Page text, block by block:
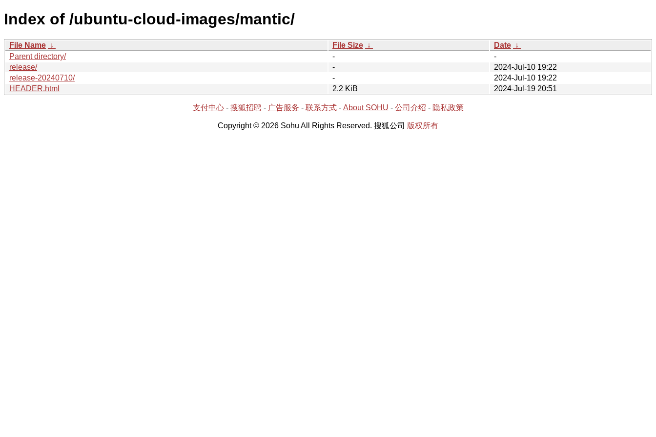
Index of /ubuntu-cloud-images/mantic/
File Name ↓ File Size ↓ Date ↓
Parent directory/
-
-
release/
-
2024-Jul-10 19:22
release-20240710/
-
2024-Jul-10 19:22
HEADER.html
2.2 KiB 2024-Jul-19 20:51
支付中心- 搜狐招聘- 广告服务 - 联系方式- About SOHU - 公司介绍 - 隐私政策
Copyright © 2026 Sohu All Rights Reserved. 搜狐公司 版权所有